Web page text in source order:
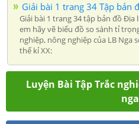
Giải bài 1 trang 34 Tập bản
Giải bài 1 trang 34 tập bản đồ Địa
em hãy vẽ biểu đồ so sánh tỉ
nghiệp, nông nghiệp của LB Nga
thế kỉ XX:
Luyện Bài Tập Trắc